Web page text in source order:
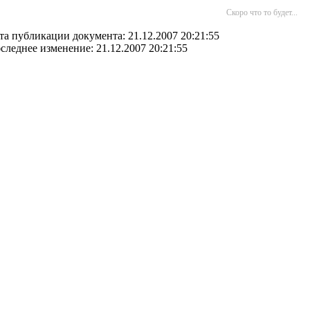
Скоро что то будет...
публикации документа: 21.12.2007 20:21:55
изменение: 21.12.2007 20:21:55